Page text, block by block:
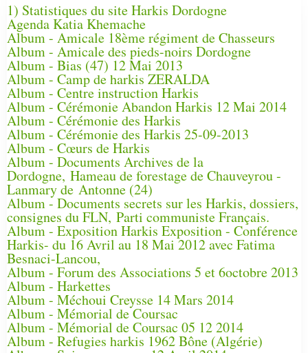
1) Statistiques du site Harkis Dordogne
Agenda Katia Khemache
Album - Amicale 18ème régiment de Chasseurs
Album - Amicale des pieds-noirs Dordogne
Album - Bias (47) 12 Mai 2013
Album - Camp de harkis ZERALDA
Album - Centre instruction Harkis
Album - Cérémonie Abandon Harkis 12 Mai 2014
Album - Cérémonie des Harkis
Album - Cérémonie des Harkis 25-09-2013
Album - Cœurs de Harkis
Album - Documents Archives de la
Dordogne, Hameau de forestage de Chauveyrou -
Lanmary de Antonne (24)
Album - Documents secrets sur les Harkis, dossiers,
consignes du FLN, Parti communiste Français.
Album - Exposition Harkis Exposition - Conférence
Harkis- du 16 Avril au 18 Mai 2012 avec Fatima
Besnaci-Lancou,
Album - Forum des Associations 5 et 6octobre 2013
Album - Harkettes
Album - Méchoui Creysse 14 Mars 2014
Album - Mémorial de Coursac
Album - Mémorial de Coursac 05 12 2014
Album - Refugies harkis 1962 Bône (Algérie)